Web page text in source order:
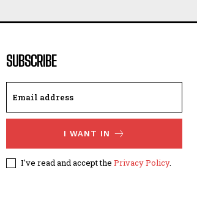
SUBSCRIBE
I WANT IN
I've read and accept the Privacy Policy.